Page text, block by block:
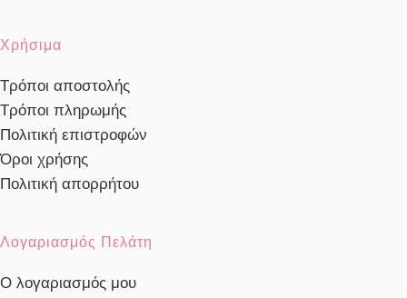
Χρήσιμα
Τρόποι αποστολής
Τρόποι πληρωμής
Πολιτική επιστροφών
Όροι χρήσης
Πολιτική απορρήτου
Λογαριασμός Πελάτη
Ο λογαριασμός μου